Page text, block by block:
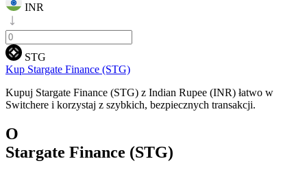
INR
STG
Kup Stargate Finance (STG)
Kupuj Stargate Finance (STG) z Indian Rupee (INR) łatwo w
Switchere i korzystaj z szybkich, bezpiecznych transakcji.
O
Stargate Finance (STG)